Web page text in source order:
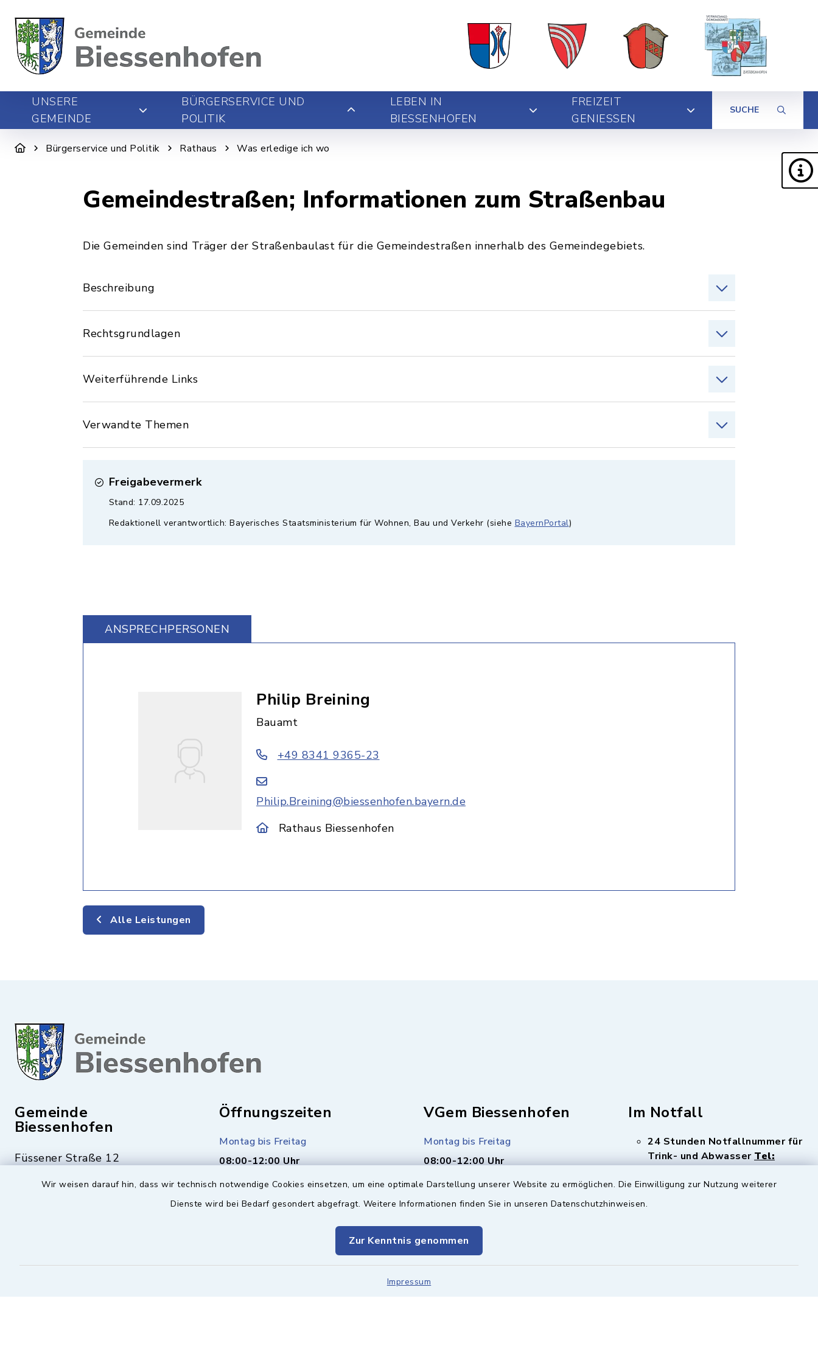
Wir weisen darauf hin, dass wir technisch notwendige Cookies einsetzen, um eine optimale Darstellung unserer Website zu ermöglichen. Die Einwilligung zur Nutzung weiterer
Dienste wird bei Bedarf gesondert abgefragt. Weitere Informationen finden Sie in unseren Datenschutzhinweisen.
Zur Kenntnis genommen
Impressum
UNSERE
GEMEINDE
BÜRGERSERVICE UND
POLITIK
LEBEN IN
BIESSENHOFEN
FREIZEIT
GENIESSEN
SUCHE
Bürgerservice und Politik Rathaus Was erledige ich wo
Gemeindestraßen; Informationen zum Straßenbau
Die Gemeinden sind Träger der Straßenbaulast für die Gemeindestraßen innerhalb des Gemeindegebiets.
Beschreibung
Rechtsgrundlagen
Weiterführende Links
Verwandte Themen
Freigabevermerk
Stand: 17.09.2025
Redaktionell verantwortlich: Bayerisches Staatsministerium für Wohnen, Bau und Verkehr (siehe BayernPortal)
ANSPRECHPERSONEN
Philip Breining
Bauamt
+49 8341 9365-23
Philip.Breining@biessenhofen.bayern.de
Rathaus Biessenhofen
Alle Leistungen
Gemeinde
Biessenhofen
Füssener Straße 12
Öffnungszeiten
Montag bis Freitag
08:00-12:00 Uhr
Montag (nur Bürgerbüro)
14:00-17:00 Uhr
VGem Biessenhofen
Montag bis Freitag
08:00-12:00 Uhr
Montag (nur Bürgerbüro)
14:00-17:00 Uhr
Mittwoch zusätzlich
16:00-18:00 Uhr
Im Notfall
24 Stunden Notfallnummer für
Trink- und Abwasser Tel: